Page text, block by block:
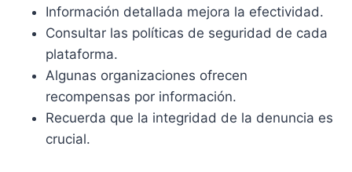
Información detallada mejora la efectividad.
Consultar las políticas de seguridad de cada
plataforma.
Algunas organizaciones ofrecen
recompensas por información.
Recuerda que la integridad de la denuncia es
crucial.